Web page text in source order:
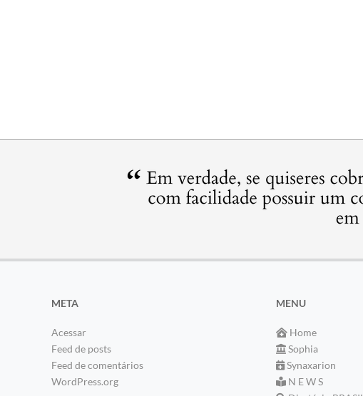
META
Acessar
Feed de posts
Feed de comentários
WordPress.org
MENU
Home
Sophia
Synaxarion
N E W S